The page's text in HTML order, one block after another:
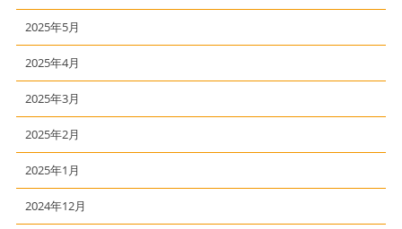
2025年5月
2025年4月
2025年3月
2025年2月
2025年1月
2024年12月